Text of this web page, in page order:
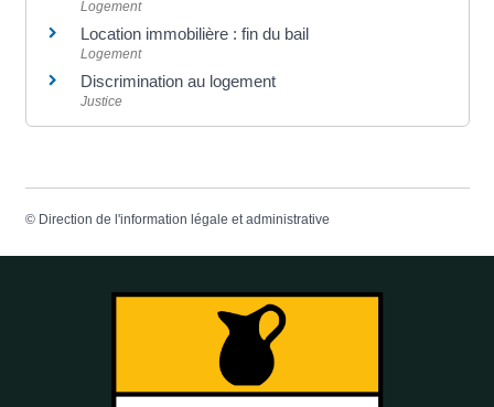
Logement
Location immobilière : fin du bail
Logement
Discrimination au logement
Justice
© Direction de l'information légale et administrative